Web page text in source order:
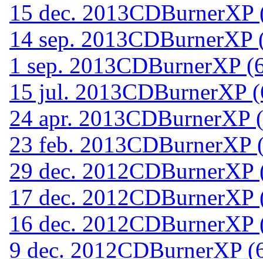
15 dec. 2013CDBurnerXP
14 sep. 2013CDBurnerXP
1 sep. 2013CDBurnerXP
15 jul. 2013CDBurnerXP
24 apr. 2013CDBurnerXP
23 feb. 2013CDBurnerXP
29 dec. 2012CDBurnerXP
17 dec. 2012CDBurnerXP
16 dec. 2012CDBurnerXP
9 dec. 2012CDBurnerXP